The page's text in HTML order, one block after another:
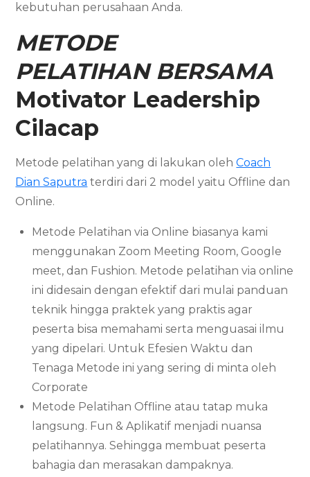
kebutuhan perusahaan Anda.
METODE
PELATIHAN BERSAMA
Motivator Leadership
Cilacap
Metode pelatihan yang di lakukan olehCoach
Dian Saputra terdiri dari 2 model yaitu Offline dan
Online.
Metode Pelatihan via Online biasanya kami
menggunakan Zoom Meeting Room, Google
meet, dan Fushion. Metode pelatihan via online
ini didesain dengan efektif dari mulai panduan
teknik hingga praktek yang praktis agar
peserta bisa memahami serta menguasai ilmu
yang dipelari. Untuk Efesien Waktu dan
Tenaga Metode ini yang sering di minta oleh
Corporate
Metode Pelatihan Offline atau tatap muka
langsung. Fun & Aplikatif menjadi nuansa
pelatihannya. Sehingga membuat peserta
bahagia dan merasakan dampaknya.